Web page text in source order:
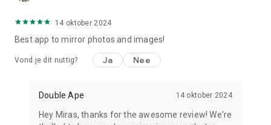
14 oktober 2024
Best app to mirror photos and images!
Vond je dit nuttig? Ja Nee
Double Ape 14 oktober 2024
Hey Miras, thanks for the awesome review! We're